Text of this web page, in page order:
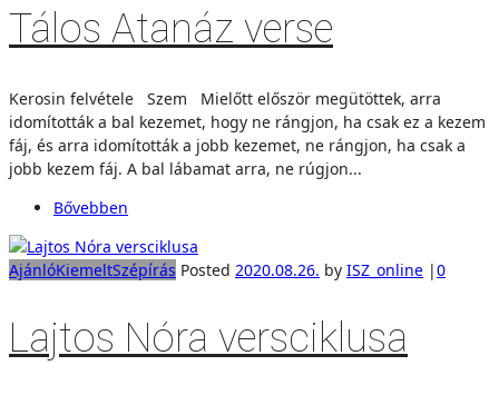
Tálos Atanáz verse
Kerosin felvétele Szem Mielőtt először megütöttek, arra
idomították a bal kezemet, hogy ne rángjon, ha csak ez a kezem
fáj, és arra idomították a jobb kezemet, ne rángjon, ha csak a
jobb kezem fáj. A bal lábamat arra, ne rúgjon...
Bővebben
AjánlóKiemeltSzépírás Posted 2020.08.26. by ISZ_online |0
Lajtos Nóra versciklusa